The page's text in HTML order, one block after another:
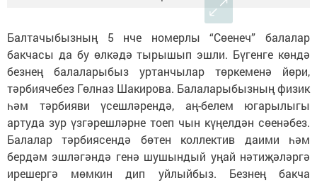
Балтачыбызның 5 нче номерлы “Сөенеч” балалар
бакчасы да бу өлкәдә тырышып эшли. Бүгенге көндә
безнең балаларыбыз уртанчылар төркеменә йөри,
тәрбиячебез Гөлназ Шакирова. Балаларыбызның физик
һәм тәрбияви үсешләрендә, аң-белем югарылыгы
артуда зур үзгәрешләрне тоеп чын күңелдән сөенәбез.
Балалар тәрбиясендә бөтен коллектив даими һәм
бердәм эшләгәндә генә шушындый уңай нәтиҗәләргә
ирешергә мөмкин дип уйлыйбыз. Безнең бакча